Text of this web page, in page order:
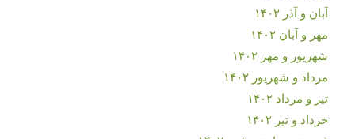
آبان و آذر ۱۴۰۲
مهر و آبان ۱۴۰۲
شهریور و مهر ۱۴۰۲
مرداد و شهریور ۱۴۰۲
تیر و مرداد ۱۴۰۲
خرداد و تیر ۱۴۰۲